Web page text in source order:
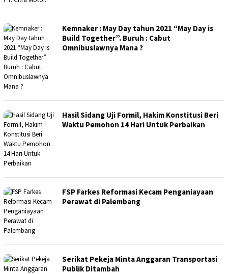
Kemnaker : May Day tahun 2021 “May Day is
Build Together”. Buruh : Cabut
Omnibuslawnya Mana ?
Hasil Sidang Uji Formil, Hakim Konstitusi Beri
Waktu Pemohon 14 Hari Untuk Perbaikan
FSP Farkes Reformasi Kecam Penganiayaan
Perawat di Palembang
Serikat Pekeja Minta Anggaran Transportasi
Publik Ditambah